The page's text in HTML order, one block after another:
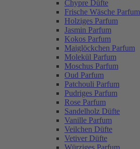
Chypre Düfte
Frische Wäsche Parfum
Holziges Parfum
Jasmin Parfum
Kokos Parfum
Maiglöckchen Parfum
Molekül Parfum
Moschus Parfum
Oud Parfum
Patchouli Parfum
Pudriges Parfum
Rose Parfum
Sandelholz Düfte
Vanille Parfum
Veilchen Düfte
Vetiver Düfte
Würziges Parfum